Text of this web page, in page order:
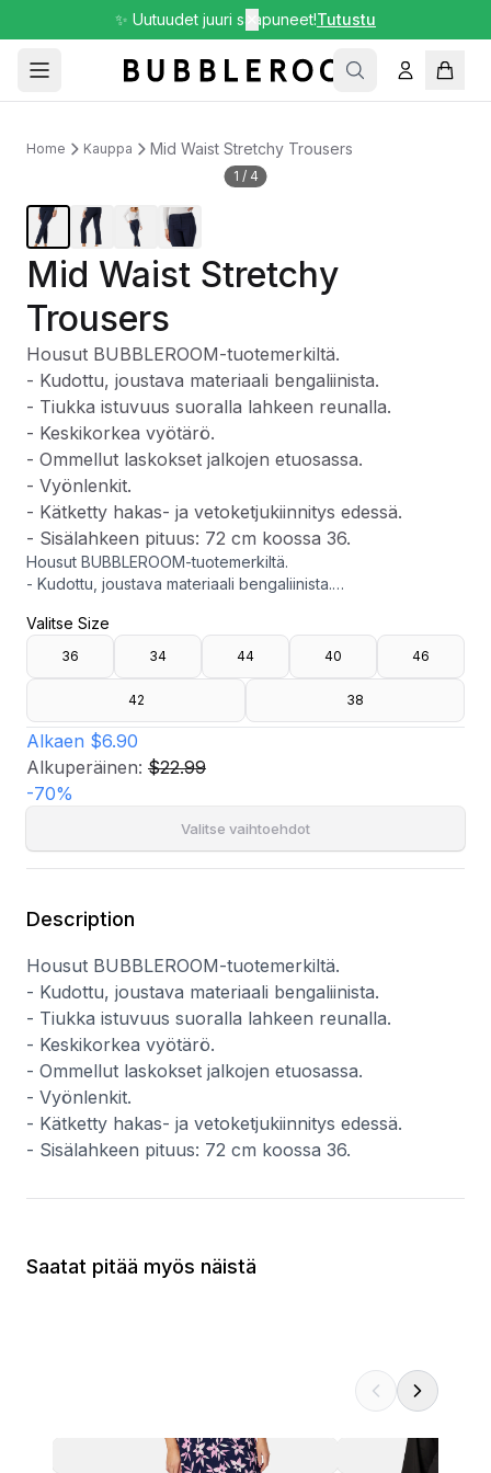
✨ Uutuudet juuri saapuneet!Tutustu
Home Kauppa Mid Waist Stretchy Trousers
1 / 4
Mid Waist Stretchy
Trousers
Housut BUBBLEROOM-tuotemerkiltä.
- Kudottu, joustava materiaali bengaliinista.
- Tiukka istuvuus suoralla lahkeen reunalla.
- Keskikorkea vyötärö.
- Ommellut laskokset jalkojen etuosassa.
- Vyönlenkit.
- Kätketty hakas- ja vetoketjukiinnitys edessä.
- Sisälahkeen pituus: 72 cm koossa 36.
Housut BUBBLEROOM-tuotemerkiltä.
- Kudottu, joustava materiaali bengaliinista.
- Keskikorkea vyötärö.
- Ommellut laskokset jalkojen etuosassa.
- Vyönlenkit.
- Kätketty hakas- ja vetoketjukiinnitys edessä.
- Sisälahkeen pituus: 72 cm koossa 36.
Valitse Size
36 34 44 40 46
42 38
Alkaen $6.90
Alkuperäinen: $22.99
-70%
Valitse vaihtoehdot
Description
Housut BUBBLEROOM-tuotemerkiltä.
- Kudottu, joustava materiaali bengaliinista.
- Tiukka istuvuus suoralla lahkeen reunalla.
- Keskikorkea vyötärö.
- Ommellut laskokset jalkojen etuosassa.
- Vyönlenkit.
- Kätketty hakas- ja vetoketjukiinnitys edessä.
- Sisälahkeen pituus: 72 cm koossa 36.
Saatat pitää myös näistä